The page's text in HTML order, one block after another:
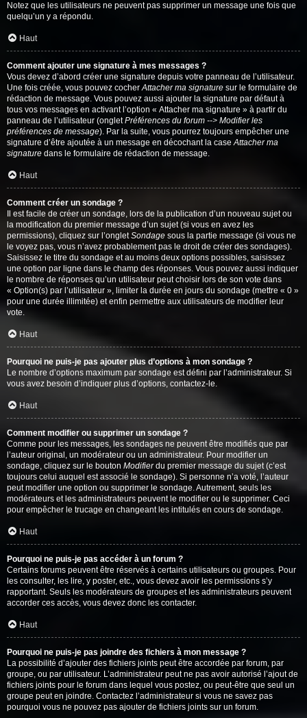
Notez que les utilisateurs ne peuvent pas supprimer un message une fois que
quelqu’un y a répondu.
Haut
Comment ajouter une signature à mes messages ?
Vous devez d’abord créer une signature depuis votre panneau de l’utilisateur.
Une fois créée, vous pouvez cocherAttacher ma signature sur le formulaire de
rédaction de message. Vous pouvez aussi ajouter la signature par défaut à
tous vos messages en activant l’option « Attacher ma signature » à partir du
panneau de l’utilisateur (ongletPréférences du forum --> Modifier les
préférences de message). Par la suite, vous pourrez toujours empêcher une
signature d’être ajoutée à un message en décochant la caseAttacher ma
signature dans le formulaire de rédaction de message.
Haut
Comment créer un sondage ?
Il est facile de créer un sondage, lors de la publication d’un nouveau sujet ou
la modification du premier message d’un sujet (si vous en avez les
permissions), cliquez sur l’ongletSondage sous la partie message (si vous ne
le voyez pas, vous n’avez probablement pas le droit de créer des sondages).
Saisissez le titre du sondage et au moins deux options possibles, saisissez
une option par ligne dans le champ des réponses. Vous pouvez aussi indiquer
le nombre de réponses qu’un utilisateur peut choisir lors de son vote dans
« Option(s) par l’utilisateur », limiter la durée en jours du sondage (mettre « 0 »
pour une durée illimitée) et enfin permettre aux utilisateurs de modifier leur
vote.
Haut
Pourquoi ne puis-je pas ajouter plus d’options à mon sondage ?
Le nombre d’options maximum par sondage est défini par l’administrateur. Si
vous avez besoin d’indiquer plus d’options, contactez-le.
Haut
Comment modifier ou supprimer un sondage ?
Comme pour les messages, les sondages ne peuvent être modifiés que par
l’auteur original, un modérateur ou un administrateur. Pour modifier un
sondage, cliquez sur le bouton Modifierdu premier message du sujet (c’est
toujours celui auquel est associé le sondage). Si personne n’a voté, l’auteur
peut modifier une option ou supprimer le sondage. Autrement, seuls les
modérateurs et les administrateurs peuvent le modifier ou le supprimer. Ceci
pour empêcher le trucage en changeant les intitulés en cours de sondage.
Haut
Pourquoi ne puis-je pas accéder à un forum ?
Certains forums peuvent être réservés à certains utilisateurs ou groupes. Pour
les consulter, les lire, y poster, etc., vous devez avoir les permissions s’y
rapportant. Seuls les modérateurs de groupes et les administrateurs peuvent
accorder ces accès, vous devez donc les contacter.
Haut
Pourquoi ne puis-je pas joindre des fichiers à mon message ?
La possibilité d’ajouter des fichiers joints peut être accordée par forum, par
groupe, ou par utilisateur. L’administrateur peut ne pas avoir autorisé l’ajout de
fichiers joints pour le forum dans lequel vous postez, ou peut-être que seul un
groupe peut en joindre. Contactez l’administrateur si vous ne savez pas
pourquoi vous ne pouvez pas ajouter de fichiers joints sur un forum.